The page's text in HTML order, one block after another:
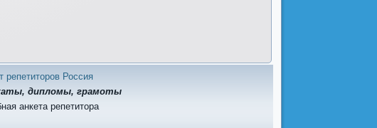
репетиторов Россия
дипломы, грамоты
анкета репетитора